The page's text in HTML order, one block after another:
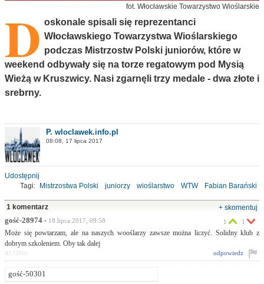
fot. Włocławskie Towarzystwo Wioślarskie
D oskonale spisali się reprezentanci
Włocławskiego Towarzystwa Wioślarskiego
podczas Mistrzostw Polski juniorów, które w
weekend odbywały się na torze regatowym pod Mysią
Wieżą w Kruszwicy. Nasi zgarnęli trzy medale - dwa złote i
srebrny.
P. wloclawek.info.pl
08:08, 17 lipca 2017
Udostępnij
Tagi:
Mistrzostwa Polski juniorzy wioślarstwo WTW
Fabian Barański
Tomasz Budzyński
1 komentarz
+ skomentuj
gość-28974 • 18 lipca 2017, 09:58
Może się powtarzam, ale na naszych wooślarzy zawsze można liczyć. Solidny klub z
dobrym szkoleniem. Oby tak dalej
1 1
odpowiedz
ID:72910